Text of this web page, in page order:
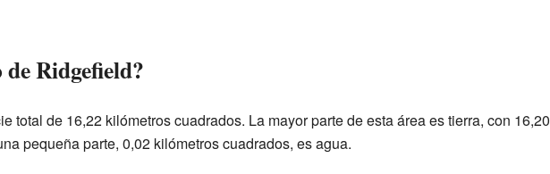
Ridgefield?
total de 16,22 kilómetros cuadrados. La mayor parte de esta área es tierra, con 16,20
pequeña parte, 0,02 kilómetros cuadrados, es agua.